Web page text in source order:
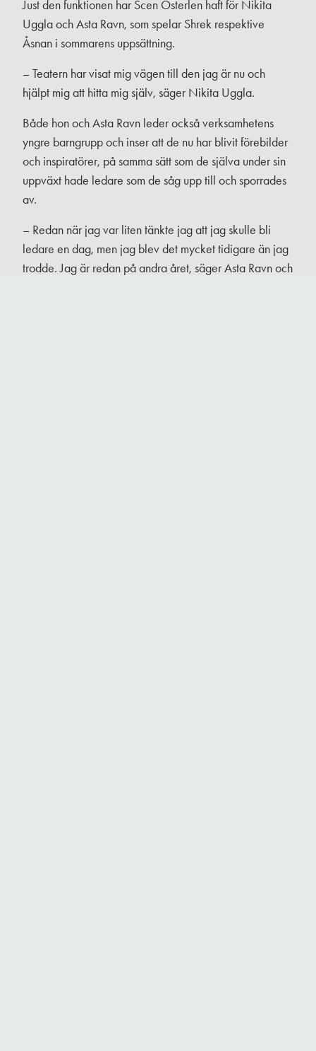
Just den funktionen har Scen Österlen haft för Nikita
Uggla och Asta Ravn, som spelar Shrek respektive
Åsnan i sommarens uppsättning.
– Teatern har visat mig vägen till den jag är nu och
hjälpt mig att hitta mig själv, säger Nikita Uggla.
Både hon och Asta Ravn leder också verksamhetens
yngre barngrupp och inser att de nu har blivit förebilder
och inspiratörer, på samma sätt som de själva under sin
uppväxt hade ledare som de såg upp till och sporrades
av.
– Redan när jag var liten tänkte jag att jag skulle bli
ledare en dag, men jag blev det mycket tidigare än jag
trodde. Jag är redan på andra året, säger Asta Ravn och